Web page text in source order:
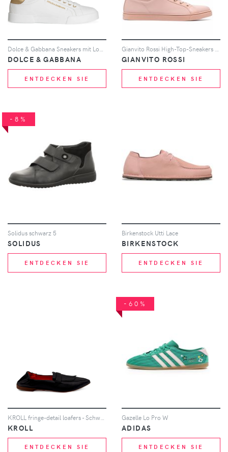
DOLCE & GABBANA
ENTDECKEN SIE
GIANVITO ROSSI
ENTDECKEN SIE
-8%
Solidus schwarz 5
SOLIDUS
ENTDECKEN SIE
Birkenstock Utti Lace
BIRKENSTOCK
ENTDECKEN SIE
KROLL
ENTDECKEN SIE
-60%
Gazelle Lo Pro W
ADIDAS
ENTDECKEN SIE